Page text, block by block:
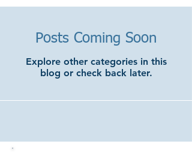
Posts Coming Soon
Explore other categories in this
blog or check back later.